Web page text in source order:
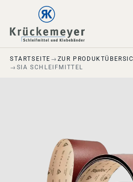
Skip to main navigation
Skip to main content
Skip to page footer
STARTSEITE ZUR
SIA SCHLEIFMITTEL